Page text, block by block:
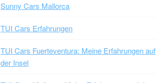
Sunny Cars Mallorca
TUI Cars Erfahrungen
TUI Cars Fuerteventura: Meine Erfahrungen auf
der Insel